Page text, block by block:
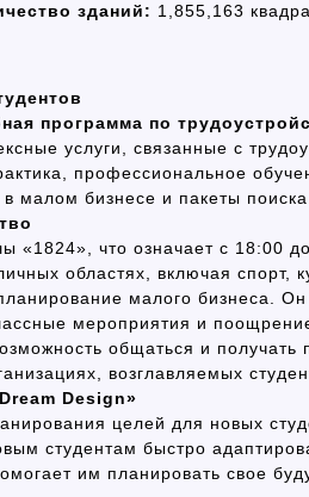
зданий: 1,855,163
программа по
услуги, связанные с
профессиональное
малом бизнесе и пакеты
что означает с 18:00
областях, включая спорт,
малого бизнеса.
мероприятия и
общаться и получать
возглавляемых
Design»
целей для новых
студентам быстро
им планировать свое